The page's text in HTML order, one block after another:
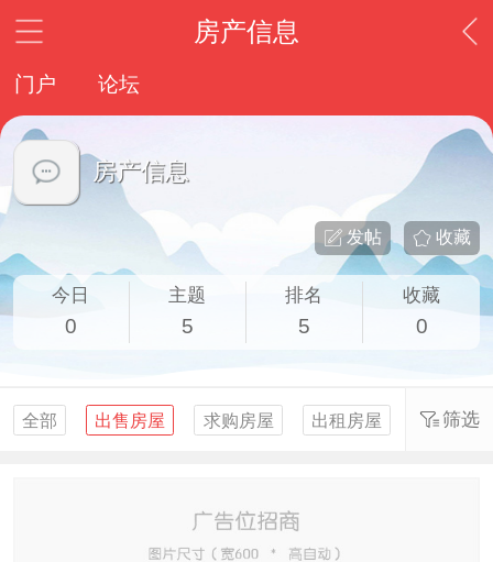
房产信息
门户 论坛
房产信息
收藏
发帖
今日
0
主题
5
排名
5
收藏
0
全部 出售房屋 求购房屋 出租房屋 求租房屋
筛选